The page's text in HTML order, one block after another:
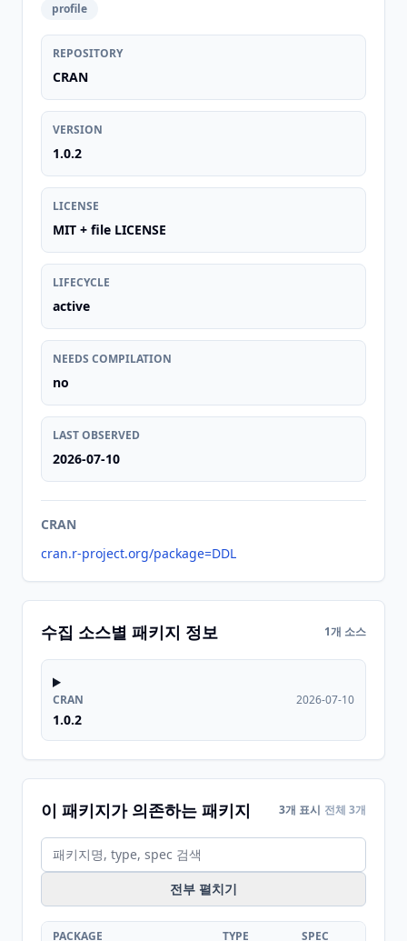
profile
REPOSITORY
CRAN
VERSION
1.0.2
LICENSE
MIT + file LICENSE
LIFECYCLE
active
NEEDS COMPILATION
no
LAST OBSERVED
2026-07-10
CRAN
cran.r-project.org/package=DDL
수집 소스별 패키지 정보 1개 소스
CRAN
1.0.2
2026-07-10
이 패키지가 의존하는 패키지 3개 표시 전체 3개
전부 펼치기
PACKAGE TYPE SPEC